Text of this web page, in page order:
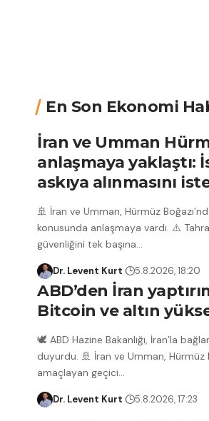
En Son Ekonomi
İran ve Umman
anlaşmaya yaklaştı:
askıya alınmasını
🚢 İran ve Umman, Hürmüz
konusunda anlaşmaya vardı. ⚠️
güvenliğini tek başına…
Dr. Levent Kurt 5.8.2026, 18:20
ABD’den İran
Bitcoin ve altın
🕊️ ABD Hazine Bakanlığı, İran’la
duyurdu. 🚢 İran ve Umman, Hürmüz
amaçlayan geçici…
Dr. Levent Kurt 5.8.2026, 17:23